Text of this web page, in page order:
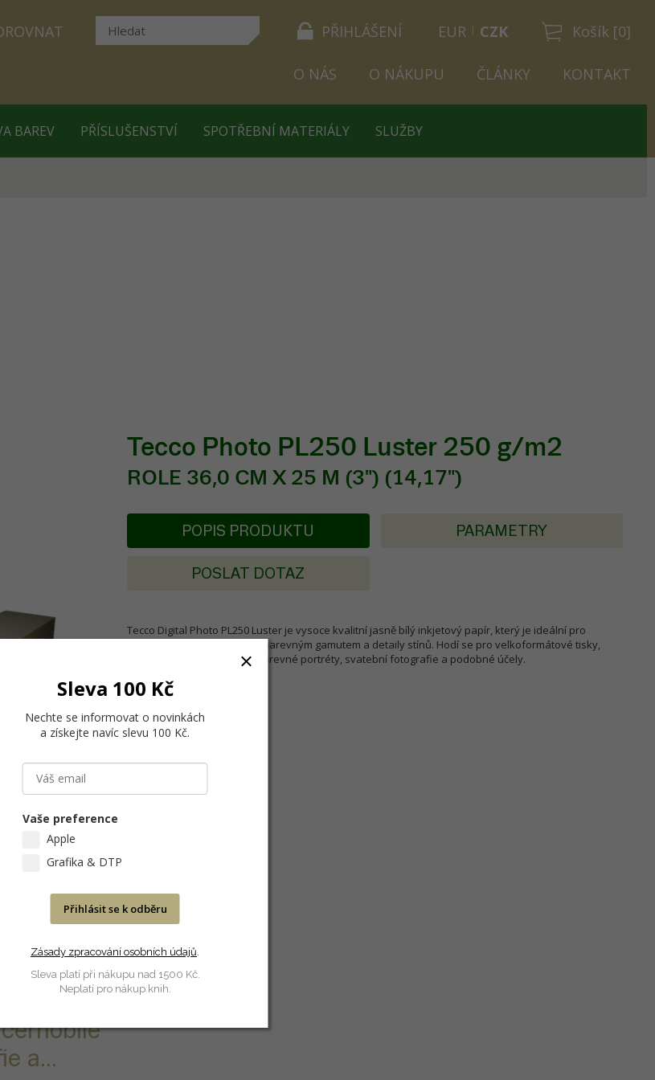
PŘIHLÁŠENÍ Košík [0]
EUR CZK
O NÁS O NÁKUPU ČLÁNKY KONTAKT
BAREV PŘÍSLUŠENSTVÍ SPOTŘEBNÍ MATERIÁLY SLUŽBY
Tecco Photo PL250 Luster 250 g/m2
ROLE 36,0 CM X 25 M (3") (14,17")
vysoce
pro
a...
POPIS PRODUKTU PARAMETRY
POSLAT DOTAZ
Tecco Digital Photo PL250 Luster je vysoce kvalitní jasně bílý inkjetový papír, který je ideální pro
reprodukce s velmi širokým barevným gamutem a detaily stínů. Hodí se pro velkoformátové tisky,
fotorealistické černobílé a barevné portréty, svatební fotografie a podobné účely.
Sleva 100 Kč
Nechte se informovat o novinkách
a získejte navíc slevu 100 Kč.
Vaše preference
Apple
Grafika & DTP
Přihlásit se k odběru
Zásady zpracování osobních údajů
Sleva platí při nákupu nad 1500 Kč.
Neplatí pro nákup knih.